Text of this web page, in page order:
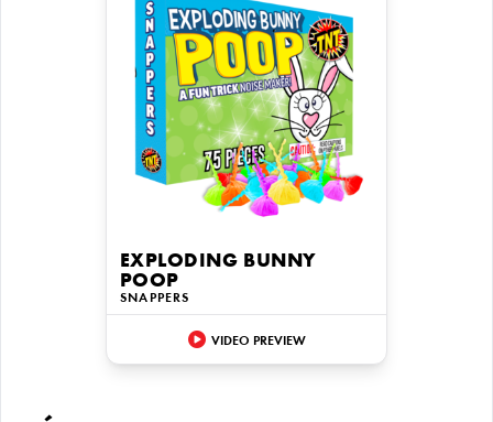
EXPLODING BUNNY
POOP
SNAPPERS
VIDEO PREVIEW